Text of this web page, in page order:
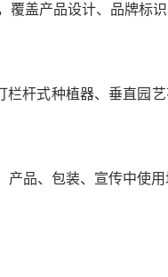
覆盖产品设计、品牌标
栏杆式种植器、垂直园
产品、包装、宣传中使用